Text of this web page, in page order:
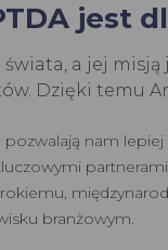
jest
i świata, a jej
Dzięki temu
nam
branżowym.